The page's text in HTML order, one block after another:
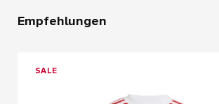
Empfehlungen
SALE